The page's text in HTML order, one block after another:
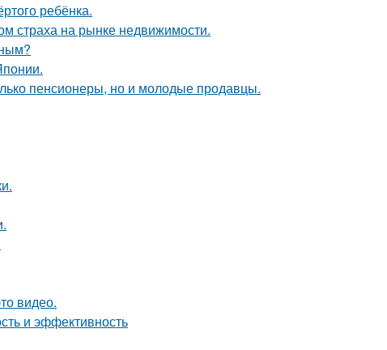
ребёнка.
страха на рынке недвижимости.
пенсионеры, но и молодые продавцы.
видео.
и эффективность